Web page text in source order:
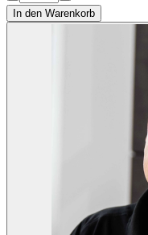
In den Warenkorb